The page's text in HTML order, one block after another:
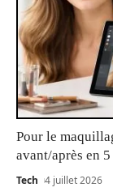
Pour le
avant/après en
Tech 4 juillet 2026